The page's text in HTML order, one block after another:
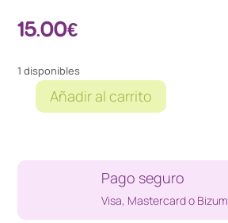
15.00€
1 disponibles
LUCES
HEAD
cantidad
Añadir al carrito
Pago seguro
Visa, Mastercard o Bizum